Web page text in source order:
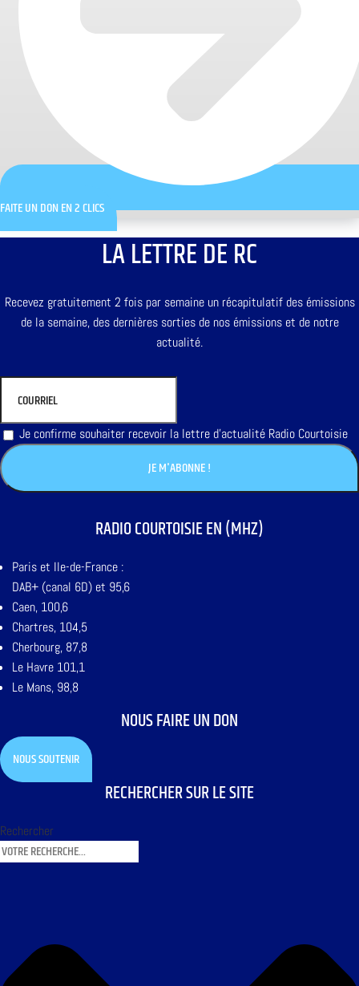
FAITE UN DON EN 2 CLICS
LA LETTRE DE RC
Recevez gratuitement 2 fois par semaine un récapitulatif des émissions
de la semaine, des dernières sorties de nos émissions et de notre
actualité.
Je confirme souhaiter recevoir la lettre d'actualité Radio Courtoisie
RADIO COURTOISIE EN (MHZ)
Paris et Ile-de-France :
DAB+ (canal 6D) et 95,6
Caen, 100,6
Chartres, 104,5
Cherbourg, 87,8
Le Havre 101,1
Le Mans, 98,8
NOUS FAIRE UN DON
NOUS SOUTENIR
RECHERCHER SUR LE SITE
Rechercher